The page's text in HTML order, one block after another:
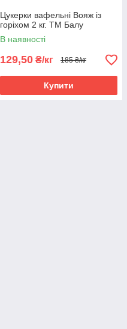
Цукерки вафельні Вояж із
горіхом 2 кг. ТМ Балу
В наявності
129,50 ₴/кг 185 ₴/кг
Купити